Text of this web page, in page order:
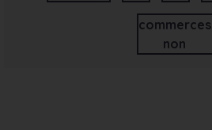
commerces
non